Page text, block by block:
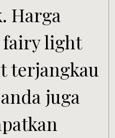
Harga
fairy light
terjangkau
juga